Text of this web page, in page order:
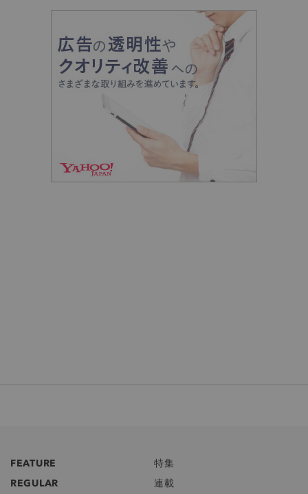
FEATURE
特集
REGULAR
連載